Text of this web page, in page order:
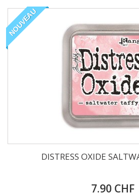
NOUVEAU
DISTRESS OXIDE
7.90 CHF